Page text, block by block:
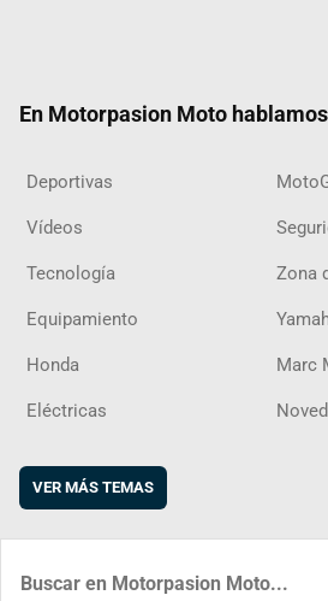
En Motorpasion Moto
Deportivas
Vídeos
Tecnología Zona
Equipamiento
Honda Marc
Eléctricas
VER MÁS TEMAS